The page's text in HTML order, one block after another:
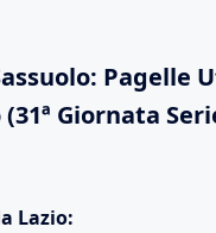
Pagelle
Giornata
Lazio: